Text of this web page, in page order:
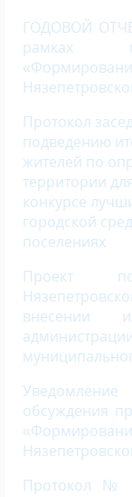
ГОДОВОЙ
рамках
Протокол
подведению
жителей по
территории
конкурсе
городской
поселениях
Проект
внесении
обсуждения
Протокол №